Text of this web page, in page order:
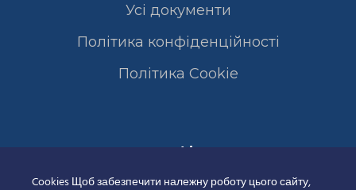
Усі документи
Політика конфіденційності
Полiтика Cookie
Сертифікати
Cookies Щоб забезпечити належну роботу цього сайту,